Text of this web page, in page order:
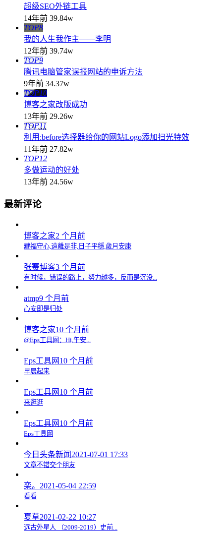
超级SEO外链工具
14年前 39.84w
TOP8
我的人生我作主——李明
12年前 39.74w
TOP9
腾讯电脑管家误报网站的申诉方法
9年前 34.37w
TOP10
博客之家改版成功
13年前 29.26w
TOP11
利用:before选择器给你的网站Logo添加扫光特效
11年前 27.82w
TOP12
多做运动的好处
13年前 24.56w
最新评论
博客之家2 个月前
藏福守心,遠離是非,日子平穩,歲月安康
张赛博客3 个月前
有时候，错误的路上，努力越多，反而是沉没...
atmp9 个月前
心安即是归处
博客之家10 个月前
@Eps工具网：Hi,午安...
Eps工具网 10 个月前
早晨起来
Eps工具网 10 个月前
来逛逛
Eps工具网 10 个月前
Eps工具网
今日头条新闻 2021-07-01 17:33
文章不错交个朋友
栾。 2021-05-04 22:59
看看
夏草2021-02-22 10:27
远古外星人 （2009-2019）史前...